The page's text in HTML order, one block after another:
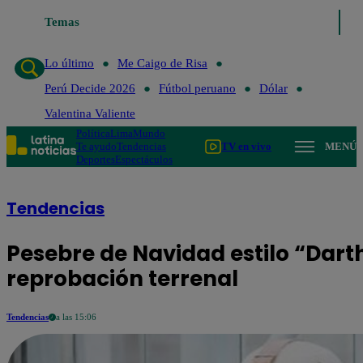
Temas
Lo último
Me Caigo de Risa
Perú Decide 2026
Fútbol peruano
Dólar
Valentina Valiente
PolíticaLimaMundo
Te ayudoTendencias
DeportesEspectáculos
TV en vivo MENÚ
Tendencias
Pesebre de Navidad estilo
reprobación terrenal
Tendencias a las 15:06